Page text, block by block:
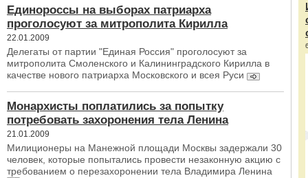
Единороссы на выборах патриарха
проголосуют за митрополита Кирилла
22.01.2009
Делегаты от партии "Единая Россия" проголосуют за
митрополита Смоленского и Калининградского Кирилла в
качестве нового патриарха Московского и всея Руси
Монархисты поплатились за попытку
потребовать захоронения тела Ленина
21.01.2009
Милиционеры на Манежной площади Москвы задержали 30
человек, которые попытались провести незаконную акцию с
требованием о перезахоронении тела Владимира Ленина